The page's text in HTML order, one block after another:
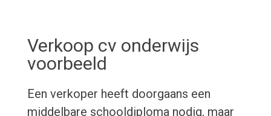
Verkoop cv onderwijs
voorbeeld
Een verkoper heeft doorgaans een
middelbare schooldiploma nodig, maar